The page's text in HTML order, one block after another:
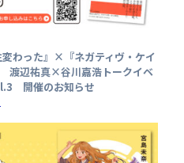
わった』×『ネガティヴ・ケイ
渡辺祐真×谷川嘉浩トークイベ
開催のお知らせ